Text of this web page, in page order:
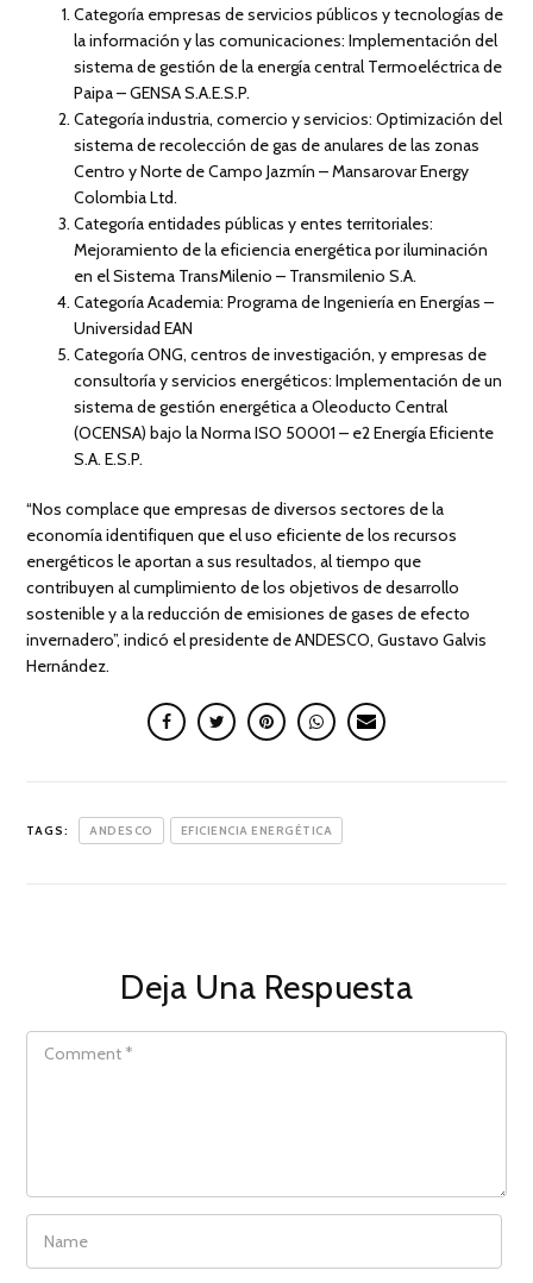
Categoría empresas de servicios públicos y tecnologías de
la información y las comunicaciones: Implementación del
sistema de gestión de la energía central Termoeléctrica de
Paipa – GENSA S.A.E.S.P.
Categoría industria, comercio y servicios: Optimización del
sistema de recolección de gas de anulares de las zonas
Centro y Norte de Campo Jazmín – Mansarovar Energy
Colombia Ltd.
Categoría entidades públicas y entes territoriales:
Mejoramiento de la eficiencia energética por iluminación
en el Sistema TransMilenio – Transmilenio S.A.
Categoría Academia: Programa de Ingeniería en Energías –
Universidad EAN
Categoría ONG, centros de investigación, y empresas de
consultoría y servicios energéticos: Implementación de un
sistema de gestión energética a Oleoducto Central
(OCENSA) bajo la Norma ISO 50001 – e2 Energía Eficiente
S.A. E.S.P.
“Nos complace que empresas de diversos sectores de la
economía identifiquen que el uso eficiente de los recursos
energéticos le aportan a sus resultados, al tiempo que
contribuyen al cumplimiento de los objetivos de desarrollo
sostenible y a la reducción de emisiones de gases de efecto
invernadero”, indicó el presidente de ANDESCO, Gustavo Galvis
Hernández.
TAGS: ANDESCO EFICIENCIA ENERGÉTICA
Deja Una Respuesta
COMMENT
NAME